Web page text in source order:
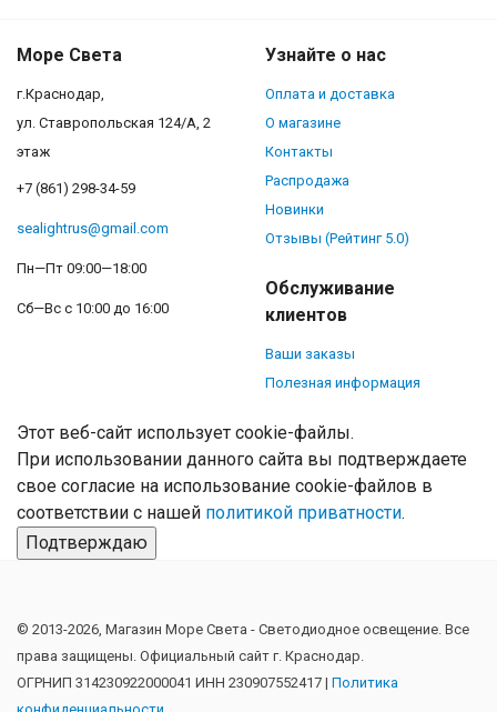
Море Света
г.Краснодар,
ул. Ставропольская 124/А, 2
этаж
+7 (861) 298-34-59
sealightrus@gmail.com
Пн—Пт 09:00—18:00
Сб—Вс с 10:00 до 16:00
Узнайте о нас
Оплата и доставка
О магазине
Контакты
Распродажа
Новинки
Отзывы (Рейтинг 5.0)
Обслуживание
клиентов
Ваши заказы
Полезная информация
Этот веб-сайт использует cookie-файлы.
При использовании данного сайта вы подтверждаете
свое согласие на использование cookie-файлов в
соответствии с нашей политикой приватности.
Подтверждаю
© 2013-2026, Магазин Море Света - Cветодиодное освещение. Все
права защищены. Официальный сайт г. Краснодар.
ОГРНИП 314230922000041 ИНН 230907552417 | Политика